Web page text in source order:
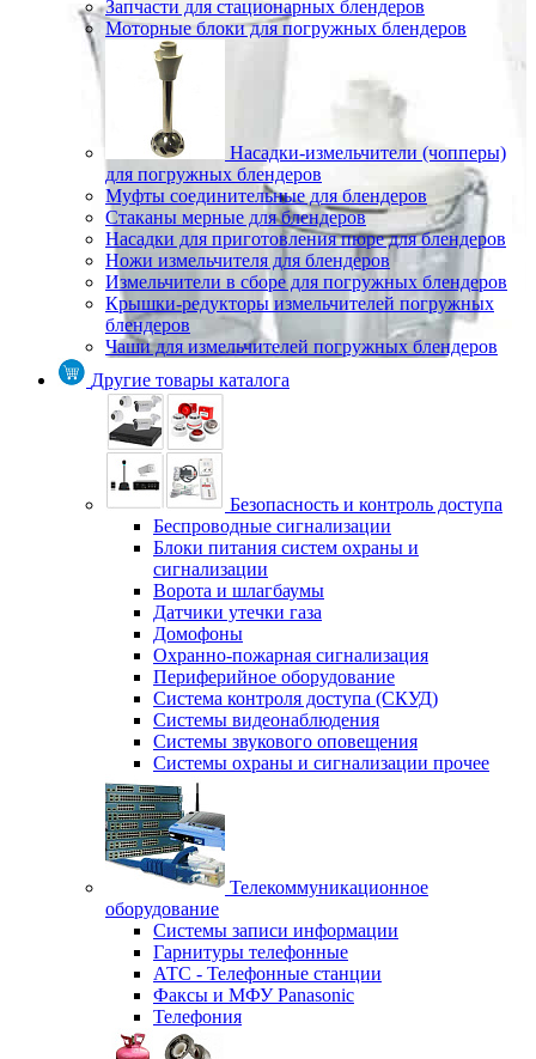
Запчасти для стационарных блендеров
Моторные блоки для погружных блендеров
Насадки-измельчители (чопперы)
для погружных блендеров
Муфты соединительные для блендеров
Стаканы мерные для блендеров
Насадки для приготовления пюре для блендеров
Ножи измельчителя для блендеров
Измельчители в сборе для погружных блендеров
Крышки-редукторы измельчителей погружных
блендеров
Чаши для измельчителей погружных блендеров
Другие товары каталога
Безопасность и контроль доступа
Беспроводные сигнализации
Блоки питания систем охраны и
сигнализации
Ворота и шлагбаумы
Датчики утечки газа
Домофоны
Охранно-пожарная сигнализация
Периферийное оборудование
Система контроля доступа (СКУД)
Системы видеонаблюдения
Системы звукового оповещения
Системы охраны и сигнализации прочее
Телекоммуникационное
оборудование
Системы записи информации
Гарнитуры телефонные
АТС - Телефонные станции
Факсы и МФУ Panasonic
Телефония